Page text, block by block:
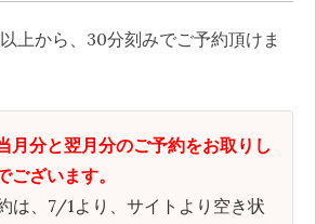
上から、30分刻みでご予約頂けま
月分と翌月分のご予約をお取りし
ざいます。
は、7/1より、サイトより空き状